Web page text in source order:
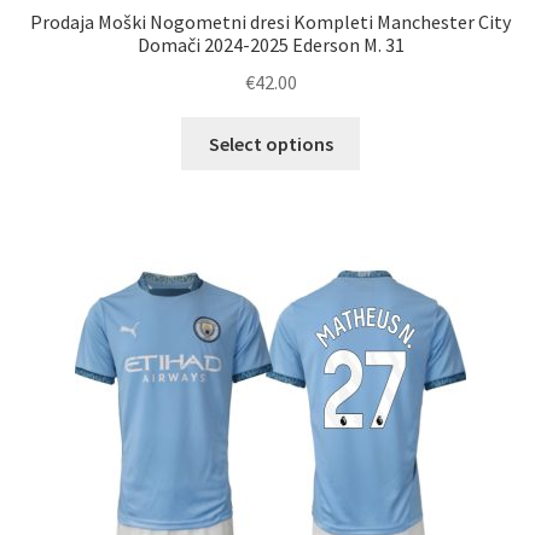
Prodaja Moški Nogometni dresi Kompleti Manchester City
Domači 2024-2025 Ederson M. 31
€42.00
Select options
Možnosti
lahko
izberete
na
strani
izdelka